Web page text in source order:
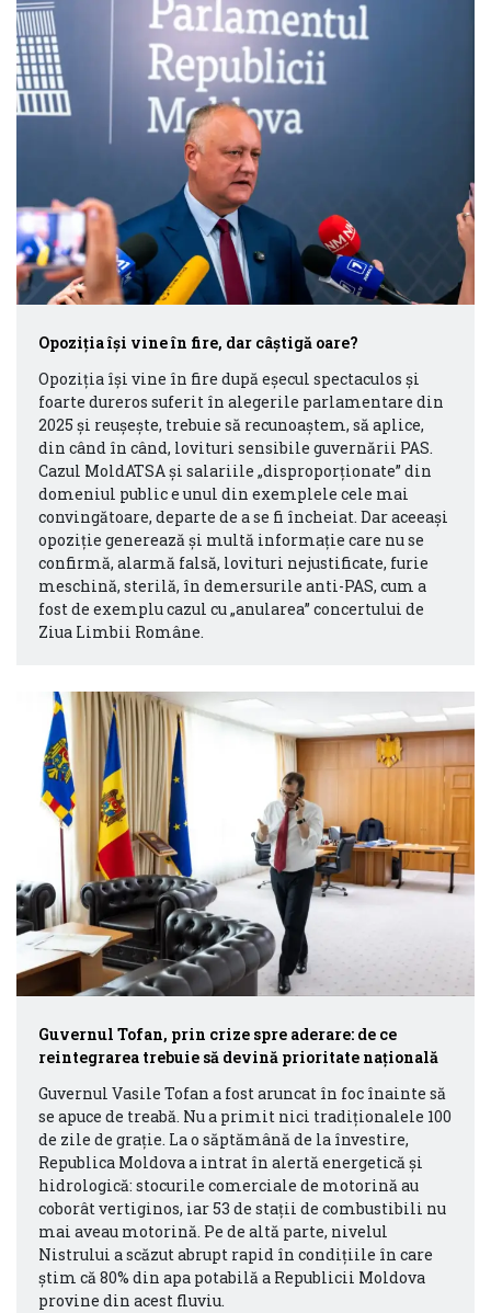
Opoziția își vine în fire, dar câștigă oare?
Opoziția își vine în fire după eșecul spectaculos și
foarte dureros suferit în alegerile parlamentare din
2025 și reușește, trebuie să recunoaștem, să aplice,
din când în când, lovituri sensibile guvernării PAS.
Cazul MoldATSA și salariile „disproporționate” din
domeniul public e unul din exemplele cele mai
convingătoare, departe de a se fi încheiat. Dar aceeași
opoziție generează și multă informație care nu se
confirmă, alarmă falsă, lovituri nejustificate, furie
meschină, sterilă, în demersurile anti-PAS, cum a
fost de exemplu cazul cu „anularea” concertului de
Ziua Limbii Române.
Guvernul Tofan, prin crize spre aderare: de ce
reintegrarea trebuie să devină prioritate națională
Guvernul Vasile Tofan a fost aruncat în foc înainte să
se apuce de treabă. Nu a primit nici tradiționalele 100
de zile de grație. La o săptămână de la învestire,
Republica Moldova a intrat în alertă energetică și
hidrologică: stocurile comerciale de motorină au
coborât vertiginos, iar 53 de stații de combustibili nu
mai aveau motorină. Pe de altă parte, nivelul
Nistrului a scăzut abrupt rapid în condițiile în care
știm că 80% din apa potabilă a Republicii Moldova
provine din acest fluviu.